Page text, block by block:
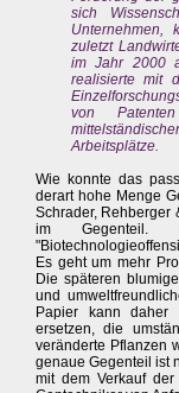
sich
Unternehmen,
zuletzt
im Jahr 2000
realisierte mit
von
Arbeitsplätze.
Wie konnte das
derart hohe Menge
Schrader, Rehberger
im Gegenteil.
Es geht um mehr
Die späteren
und
Papier kann
ersetzen, die
veränderte Pflanzen
genaue Gegenteil ist
mit dem Verkauf